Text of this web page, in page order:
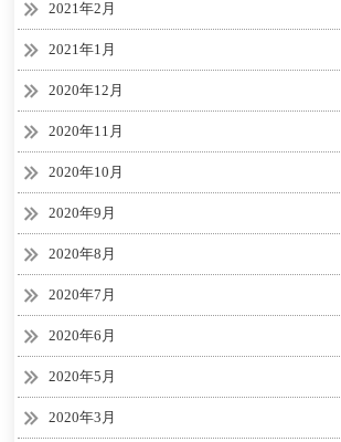
2021年2月
2021年1月
2020年12月
2020年11月
2020年10月
2020年9月
2020年8月
2020年7月
2020年6月
2020年5月
2020年3月